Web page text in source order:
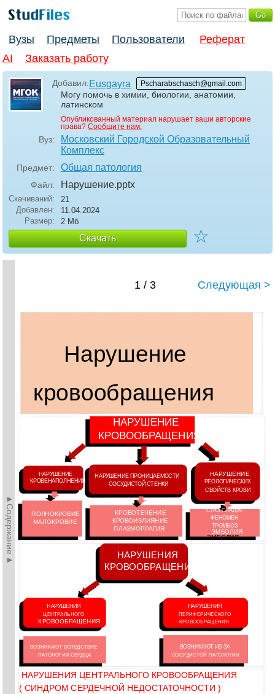
Вузы Предметы Пользователи
Реферат
AI
Заказать работу
Добавил:Eusgayra Pscharabschasch@gmail.com
Могу помочь в химии, биологии, анатомии,
латинском
Опубликованный материал нарушает ваши авторские
права? Сообщите нам.
Вуз:
Московский Городской Образовательный
Комплекс
Предмет: Общая патология
Файл: Нарушение.pptx
Скачиваний:
21
Добавлен:
11.04.2024
Размер:
2 Мб
Скачать ☆
►Содержание►
1 / 3 Следующая >
Нарушение
кровообращения
НАРУШЕНИЕ
КРОВЕНАПОЛНЕНИЯ
ПОЛНОКРОВИЕ
МАЛОКРОВИЕ
НАРУШЕНИЕ
КРОВООБРАЩЕНИЯ
НАРУШЕНИЕ ПРОНИЦАЕМОСТИ
СОСУДИСТОЙ СТЕНКИ
КРОВОТЕЧЕНИЕ
КРОВОИЗЛИЯНИЕ
ПЛАЗМОРРАГИЯ
НАРУШЕНИЕ
РЕОЛОГИЧЕСКИХ
СВОЙСТВ КРОВИ
СТАЗ СЛАДЖ-
ФЕНОМЕН
ТРОМБОЗ
ЭМБОЛИЯ
ЭМБОЛИЯ
НАРУШЕНИЯ
КРОВООБРАЩЕНИЯ
НАРУШЕНИЯ НАРУШЕНИЯ
ЦЕНТРАЛЬНОГО ПЕРИФЕРИЧЕСКОГО
КРОВООБРАЩЕНИЯ КРОВООБРАЩЕНИЯ
ВОЗНИКАЮТ ВСЛЕДСТВИЕ
ВОЗНИКАЮТ ИЗ-ЗА
ПАТОЛОГИИ СЕРДЦА
СОСУДИСТОЙ ПАТОЛОГИИ
НАРУШЕНИЯ ЦЕНТРАЛЬНОГО КРОВООБРАЩЕНИЯ
( СИНДРОМ СЕРДЕЧНОЙ НЕДОСТАТОЧНОСТИ )